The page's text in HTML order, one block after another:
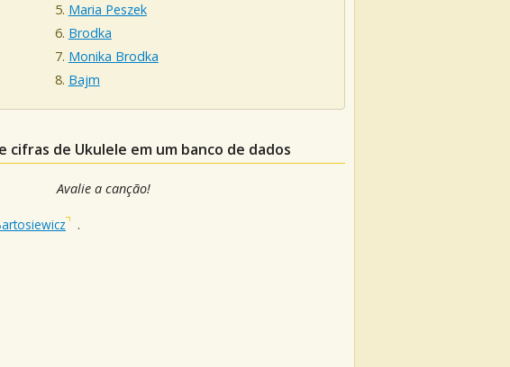
Maria Peszek
Brodka
Monika Brodka
Bajm
cifras de Ukulele em um banco de dados
Avalie a canção!
.